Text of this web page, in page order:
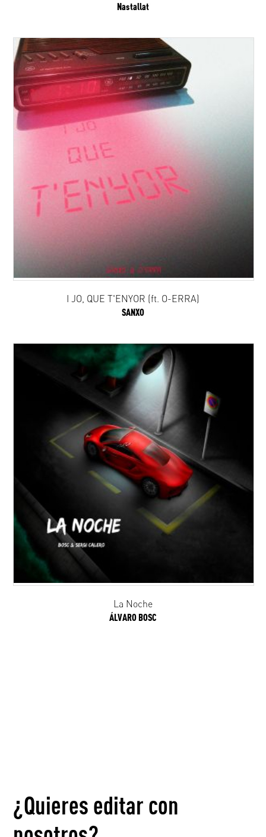
Nastallat
I JO, QUE T'ENYOR (ft. O-ERRA)
SANXO
La Noche
ÁLVARO BOSC
¿Quieres editar con